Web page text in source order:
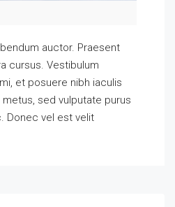
auctor. Praesent
cursus. Vestibulum
et posuere nibh iaculis
sed vulputate purus
Donec vel est velit